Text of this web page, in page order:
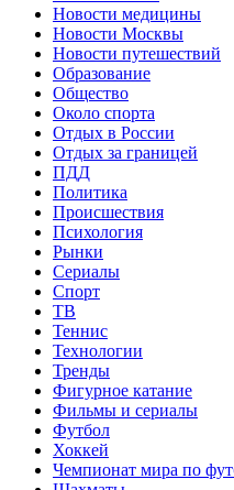
Новости медицины
Новости Москвы
Новости путешествий
Образование
Общество
Около спорта
Отдых в России
Отдых за границей
ПДД
Политика
Происшествия
Психология
Рынки
Сериалы
Спорт
ТВ
Теннис
Технологии
Тренды
Фигурное катание
Фильмы и сериалы
Футбол
Хоккей
Чемпионат мира по